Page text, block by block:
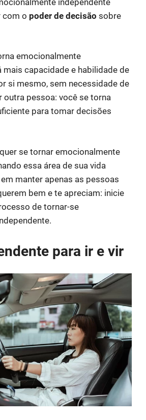
com o poder de decisão sobre
emocionalmente
mais capacidade e habilidade de
si mesmo, sem necessidade de
outra pessoa: você se torna
para tomar decisões
se tornar emocionalmente
essa área de sua vida
manter apenas as pessoas
bem e te apreciam: inicie
de tornar-se
para ir e vir